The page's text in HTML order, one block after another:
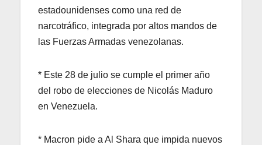
estadounidenses como una red de
narcotráfico, integrada por altos mandos de
las Fuerzas Armadas venezolanas.
* Este 28 de julio se cumple el primer año
del robo de elecciones de Nicolás Maduro
en Venezuela.
* Macron pide a Al Shara que impida nuevos